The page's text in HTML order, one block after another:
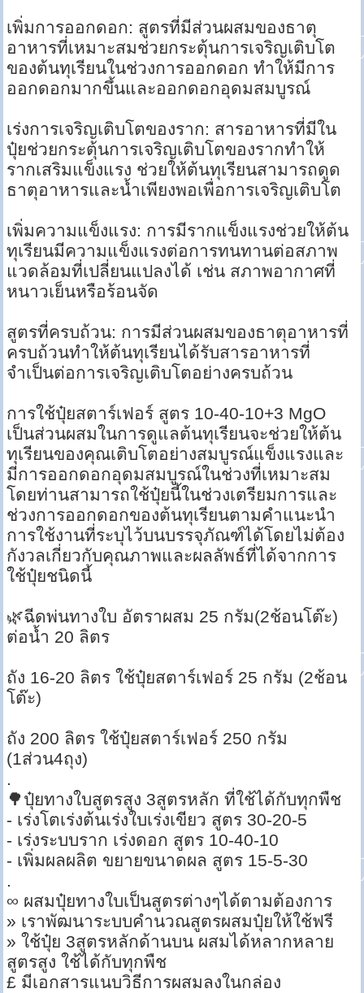
เพิ่มการออกดอก: สูตรที่มีส่วนผสมของธาตุ
อาหารที่เหมาะสมช่วยกระตุ้นการเจริญเติบโต
ของต้นทุเรียนในช่วงการออกดอก ทำให้มีการ
ออกดอกมากขึ้นและออกดอกอุดมสมบูรณ์
เร่งการเจริญเติบโตของราก: สารอาหารที่มีใน
ปุ๋ยช่วยกระตุ้นการเจริญเติบโตของรากทำให้
รากเสริมแข็งแรง ช่วยให้ต้นทุเรียนสามารถดูด
ธาตุอาหารและน้ำเพียงพอเพื่อการเจริญเติบโต
เพิ่มความแข็งแรง: การมีรากแข็งแรงช่วยให้ต้น
ทุเรียนมีความแข็งแรงต่อการทนทานต่อสภาพ
แวดล้อมที่เปลี่ยนแปลงได้ เช่น สภาพอากาศที่
หนาวเย็นหรือร้อนจัด
สูตรที่ครบถ้วน: การมีส่วนผสมของธาตุอาหารที่
ครบถ้วนทำให้ต้นทุเรียนได้รับสารอาหารที่
จำเป็นต่อการเจริญเติบโตอย่างครบถ้วน
การใช้ปุ๋ยสตาร์เฟอร์ สูตร 10-40-10+3 MgO
เป็นส่วนผสมในการดูแลต้นทุเรียนจะช่วยให้ต้น
ทุเรียนของคุณเติบโตอย่างสมบูรณ์แข็งแรงและ
มีการออกดอกอุดมสมบูรณ์ในช่วงที่เหมาะสม
โดยท่านสามารถใช้ปุ๋ยนี้ในช่วงเตรียมการและ
ช่วงการออกดอกของต้นทุเรียนตามคำแนะนำ
การใช้งานที่ระบุไว้บนบรรจุภัณฑ์ได้โดยไม่ต้อง
กังวลเกี่ยวกับคุณภาพและผลลัพธ์ที่ได้จากการ
ใช้ปุ๋ยชนิดนี้
🌿ฉีดพ่นทางใบ อัตราผสม 25 กรัม(2ช้อนโต๊ะ)
ต่อน้ำ 20 ลิตร
ถัง 16-20 ลิตร ใช้ปุ๋ยสตาร์เฟอร์ 25 กรัม (2ช้อน
โต๊ะ)
ถัง 200 ลิตร ใช้ปุ๋ยสตาร์เฟอร์ 250 กรัม
(1ส่วน4ถุง)
.
🌳ปุ๋ยทางใบสูตรสูง 3สูตรหลัก ที่ใช้ได้กับทุกพืช
- เร่งโตเร่งต้นเร่งใบเร่งเขียว สูตร 30-20-5
- เร่งระบบราก เร่งดอก สูตร 10-40-10
- เพิ่มผลผลิต ขยายขนาดผล สูตร 15-5-30
.
∞ ผสมปุ๋ยทางใบเป็นสูตรต่างๆได้ตามต้องการ
» เราพัฒนาระบบคำนวณสูตรผสมปุ๋ยให้ใช้ฟรี
» ใช้ปุ๋ย 3สูตรหลักด้านบน ผสมได้หลากหลาย
สูตรสูง ใช้ได้กับทุกพืช
£ มีเอกสารแนบวิธีการผสมลงในกล่อง